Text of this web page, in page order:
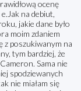
ocenę
na debiut,
jakie dane było
moim zdaniem
z poszukiwanym na
tym bardziej, że
Sama nie
spodziewanych
nie miałam się